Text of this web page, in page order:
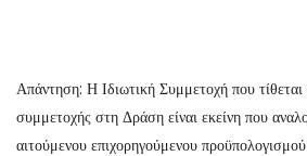
Απάντηση: Η Ιδιωτική Συμμετοχή που
συμμετοχής στη Δράση είναι εκείνη που
αιτούμενου επιχορηγούμενου